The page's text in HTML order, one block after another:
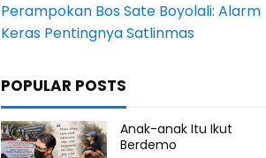
Perampokan Bos Sate Boyolali: Alarm
Keras Pentingnya Satlinmas
POPULAR POSTS
Anak-anak Itu Ikut
Berdemo